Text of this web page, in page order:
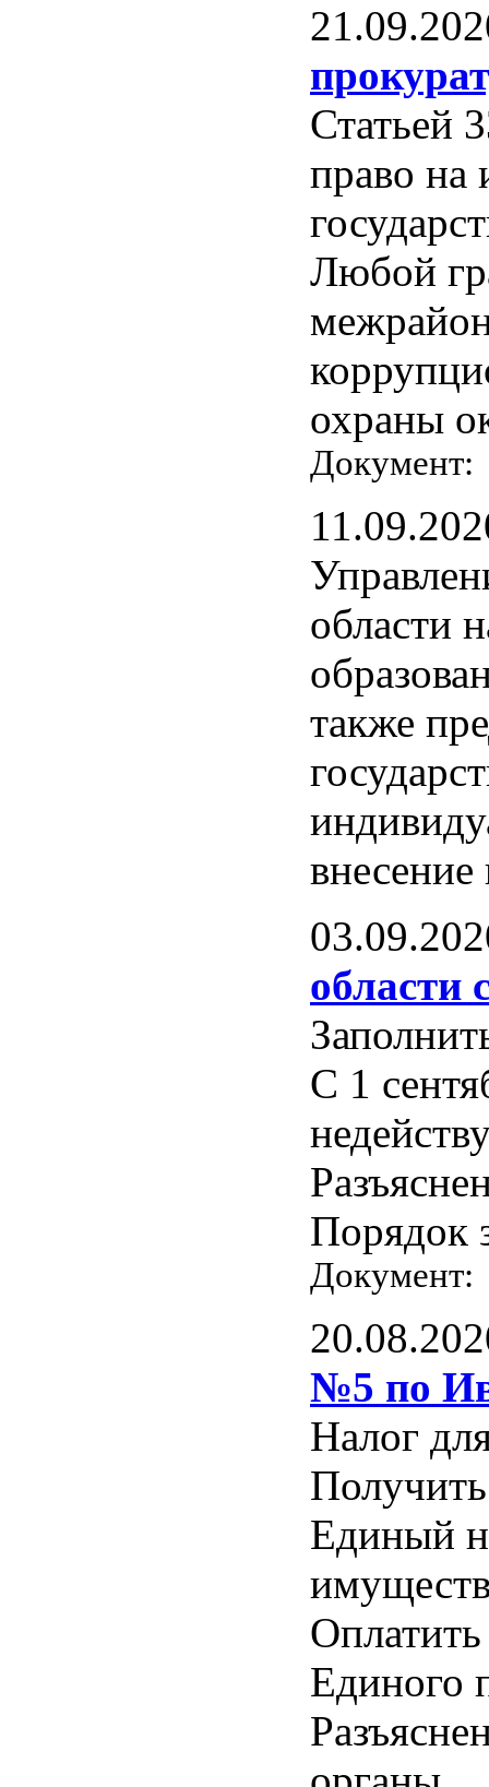
Статьей
право на
Любой
охраны
области
также
области
С 1
Порядок
№5 по
Налог
Единый
Единого